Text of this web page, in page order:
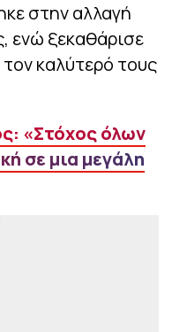
στην αλλαγή
ενώ ξεκαθάρισε
τον καλύτερό τους
«Στόχος όλων
σε μια μεγάλη